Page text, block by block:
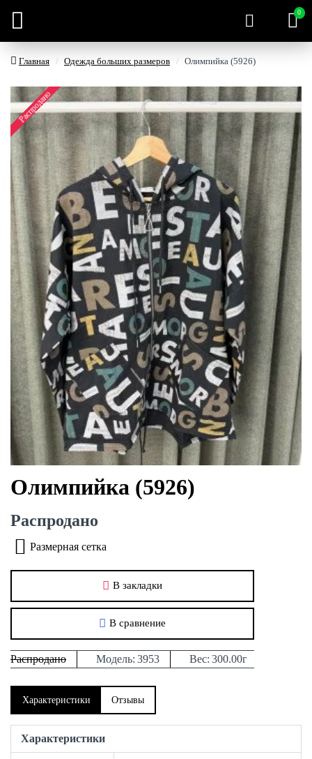
0
Главная Одежда больших размеров Олимпийка (5926)
Распродано
Олимпийка (5926)
Распродано Модель: 3953 Вес: 300.00г
Распродано
В закладки
В сравнение
Размерная сетка
Характеристики Отзывы
Характеристики